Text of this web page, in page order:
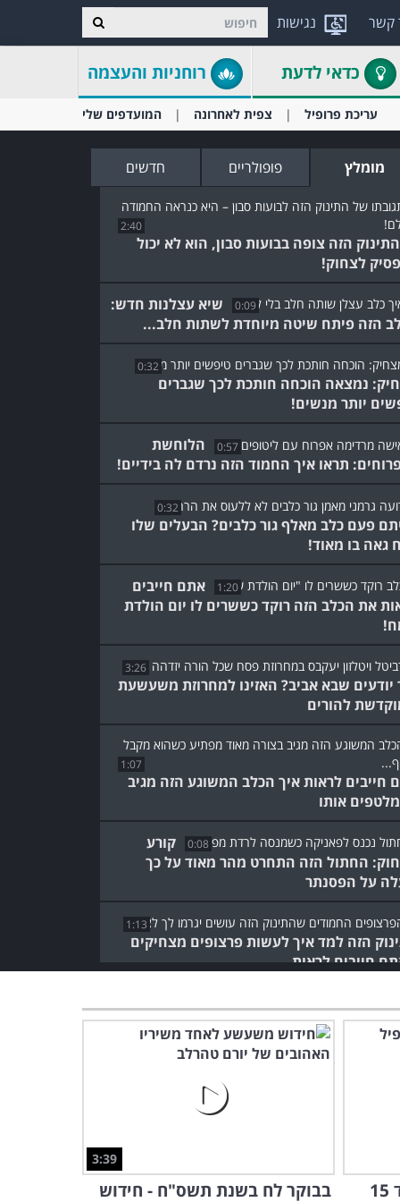
נגישות קשר
כדאי לדעת רוחניות והעצמה
עריכת פרופיל צפית לאחרונה המועדפים שלי
מומלץ פופולריים חדשים
2:40
הזה צופה בבועות סבון, הוא לא יכול
לצחוק!
0:09
שיא עצלנות חדש:
הזה פיתח שיטה מיוחדת לשתות חלב...
0:32
נמצאה הוכחה חותכת לכך שגברים
יותר מנשים!
0:57
הלוחשת
תראו איך החמוד הזה נרדם לה בידיים!
0:32
פעם כלב מאלף גור כלבים? הבעלים שלו
גאה בו מאוד!
1:20
אתם חייבים
את הכלב הזה רוקד כששרים לו יום הולדת
3:26
יודעים שבא אביב? האזינו למחרוזת משעשעת
להורים
1:07
חייבים לראות איך הכלב המשוגע הזה מגיב
אותו
0:08
קורע
החתול הזה התחרט מהר מאוד על כך
על הפסנתר
1:13
הזה למד איך לעשות פרצופים מצחיקים
חייבים לראות
3:51
מצחיק בעיה קשה שנובעת
ממשבר הקורונה
הוא לא רצה לוותר על אימוני
הכדורגל בסגר ומצא את
הדרך המשונה שבה הכלב
כשבעל מפנק את אשתו ועד 15
3:39
בבוקר לח בשנת תשס"ח - חידוש